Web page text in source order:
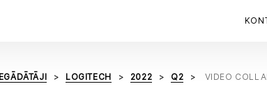
LOGITECH 2022 Q2 VIDEO